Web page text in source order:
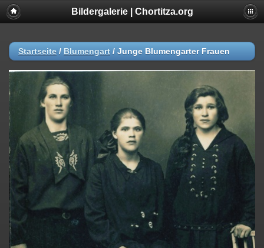
Bildergalerie | Chortitza.org
Startseite / Blumengart / Junge Blumengarter Frauen